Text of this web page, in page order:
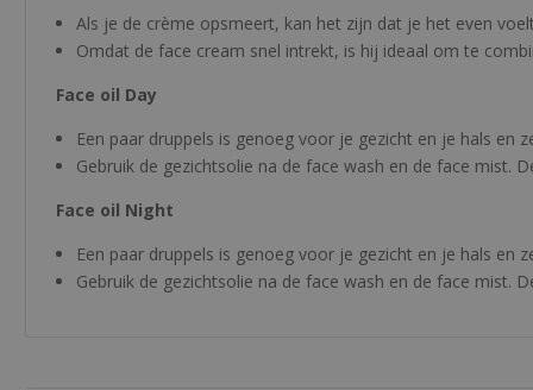
Als je de crème opsmeert, kan het zijn dat je het even
Omdat de face cream snel intrekt, is hij ideaal om te
Face oil Day
Een paar druppels is genoeg voor je gezicht en je hals en
Gebruik de gezichtsolie na de face wash en de face mist.
Face oil Night
Een paar druppels is genoeg voor je gezicht en je hals en
Gebruik de gezichtsolie na de face wash en de face mist.